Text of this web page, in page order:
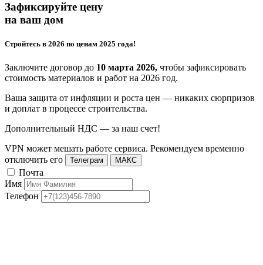
Зафиксируйте цену
на ваш дом
Стройтесь в 2026 по ценам 2025 года!
Заключите договор до 10 марта 2026, чтобы зафиксировать
стоимость материалов и работ на 2026 год.
Ваша защита от инфляции и роста цен — никаких сюрпризов
и доплат в процессе строительства.
Дополнительный НДС — за наш счет!
VPN может мешать работе сервиса. Рекомендуем временно
отключить его
Телеграм МАКС
Почта
Имя
Телефон